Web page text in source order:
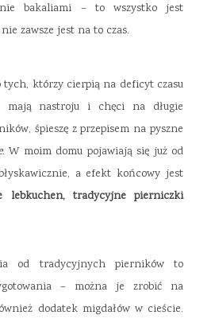
bakaliami – to wszystko jest
zawsze jest na to czas.
tych, którzy cierpią na deficyt czasu
nastroju i chęci na długie
śpieszę z przepisem na pyszne
. W moim domu pojawiają się już od
a efekt końcowy jest
lebkuchen, tradycyjne pierniczki
od tradycyjnych pierników to
– można je zrobić na
dodatek migdałów w cieście.